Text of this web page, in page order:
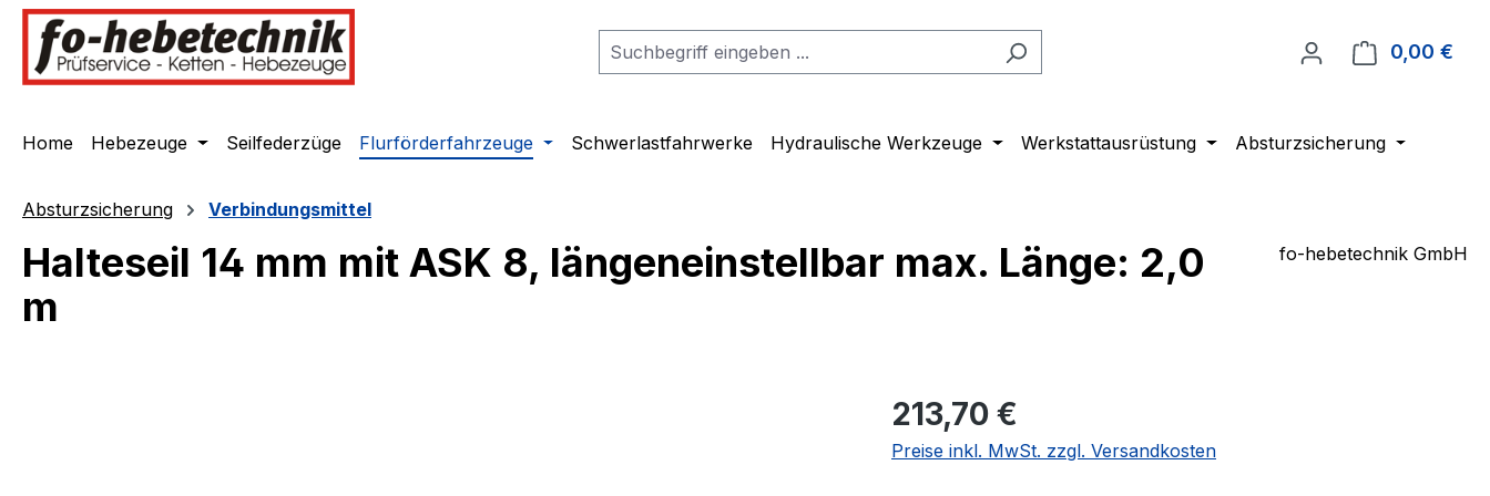
Zur Hauptnavigation springen
0,00 €
Home Hebezeuge Seilfederzüge Flurförderfahrzeuge Schwerlastfahrwerke Hydraulische Werkzeuge Werkstattausrüstung Absturzsicherung
Absturzsicherung Verbindungsmittel
Halteseil 14 mm mit ASK 8, längeneinstellbar max. Länge: 2,0
m
fo-hebetechnik GmbH
213,70 €
Preise inkl. MwSt. zzgl. Versandkosten